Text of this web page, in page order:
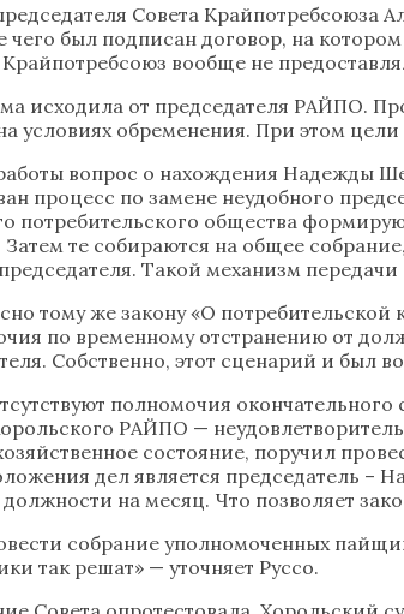
Совета Крайпотребсоюза
был подписан договор, на
вообще не
исходила от председателя РАЙПО.
условиях обременения. При этом
вопрос о нахождения Надежды
по замене неудобного
потребительского общества
те собираются на общее
Такой механизм
тому же закону «О
по временному отстранению от
Собственно, этот сценарий и
полномочия
РАЙПО —
состояние, поручил
дел является председатель
на месяц. Что позволяет
собрание уполномоченных
так решат» — уточняет Руссо.